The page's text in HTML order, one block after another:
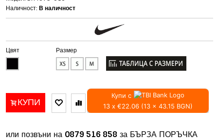
Наличност:В наличност
Цвят Размер
КУПИ
Купи с
13 x €22.06 (13 x 43.15 BGN)
или позвъни на 0879 516 858 за БЪРЗА ПОРЪЧКА